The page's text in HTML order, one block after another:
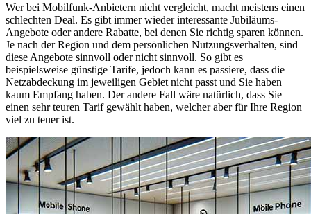
Wer bei Mobilfunk-Anbietern nicht vergleicht, macht meistens einen
schlechten Deal. Es gibt immer wieder interessante Jubiläums-
Angebote oder andere Rabatte, bei denen Sie richtig sparen können.
Je nach der Region und dem persönlichen Nutzungsverhalten, sind
diese Angebote sinnvoll oder nicht sinnvoll. So gibt es
beispielsweise günstige Tarife, jedoch kann es passiere, dass die
Netzabdeckung im jeweiligen Gebiet nicht passt und Sie haben
kaum Empfang haben. Der andere Fall wäre natürlich, dass Sie
einen sehr teuren Tarif gewählt haben, welcher aber für Ihre Region
viel zu teuer ist.